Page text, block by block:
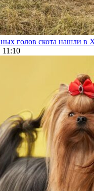
голов скота нашли в
11:10